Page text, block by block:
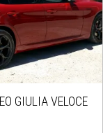
GIULIA VELOCE